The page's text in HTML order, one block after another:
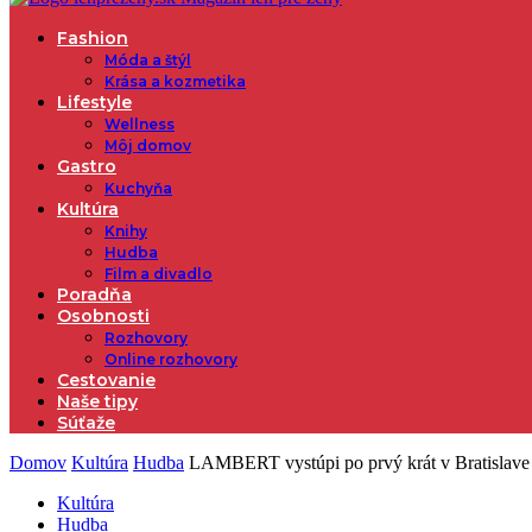
Fashion
Móda a štýl
Krása a kozmetika
Lifestyle
Wellness
Môj domov
Gastro
Kuchyňa
Kultúra
Knihy
Hudba
Film a divadlo
Poradňa
Osobnosti
Rozhovory
Online rozhovory
Cestovanie
Naše tipy
Súťaže
Domov Kultúra Hudba LAMBERT vystúpi po prvý krát v Bratislave
Kultúra
Hudba